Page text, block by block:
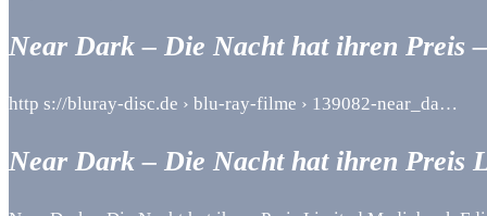
Near Dark – Die Nacht hat ihren Preis
http s://bluray-disc.de › blu-ray-filme › 139082-near_da…
Near Dark – Die Nacht hat ihren Preis